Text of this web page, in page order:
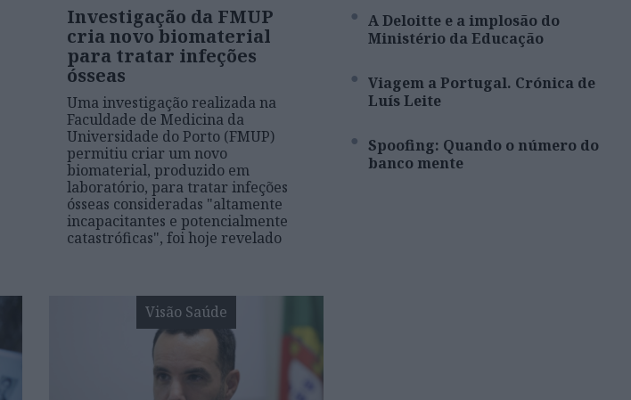
Investigação da FMUP
cria novo biomaterial
para tratar infeções
ósseas
Uma investigação realizada na
Faculdade de Medicina da
Universidade do Porto (FMUP)
permitiu criar um novo
biomaterial, produzido em
laboratório, para tratar infeções
ósseas consideradas "altamente
incapacitantes e potencialmente
catastróficas", foi hoje revelado
Visão Saúde
A Deloitte e a implosão do
Ministério da Educação
Viagem a Portugal. Crónica de
Luís Leite
Spoofing: Quando o número do
banco mente